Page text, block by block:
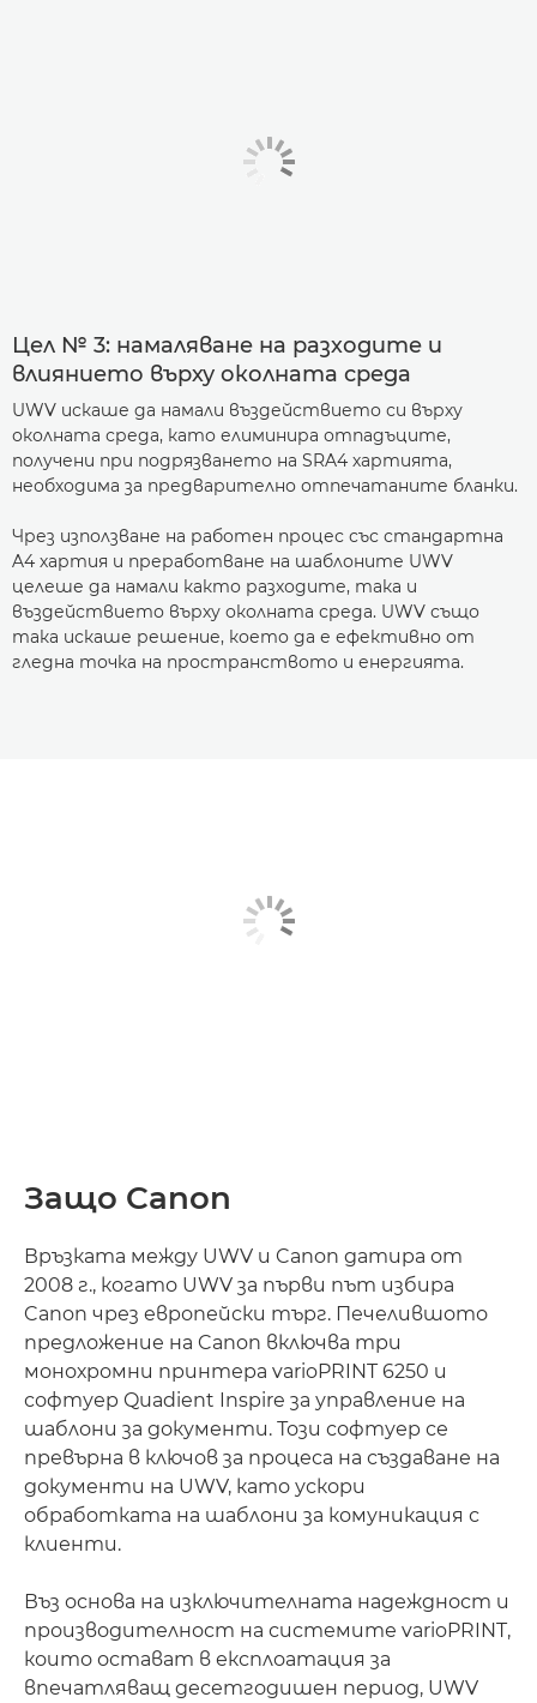
Цел № 3: намаляване на разходите и
влиянието върху околната среда
UWV искаше да намали въздействието си върху
околната среда, като елиминира отпадъците,
получени при подрязването на SRA4 хартията,
необходима за предварително отпечатаните бланки.
Чрез използване на работен процес със стандартна
A4 хартия и преработване на шаблоните UWV
целеше да намали както разходите, така и
въздействието върху околната среда. UWV също
така искаше решение, което да е ефективно от
гледна точка на пространството и енергията.
Защо Canon
Връзката между UWV и Canon датира от
2008 г., когато UWV за първи път избира
Canon чрез европейски търг. Печелившото
предложение на Canon включва три
монохромни принтера varioPRINT 6250 и
софтуер Quadient Inspire за управление на
шаблони за документи. Този софтуер се
превърна в ключов за процеса на създаване на
документи на UWV, като ускори
обработката на шаблони за комуникация с
клиенти.
Въз основа на изключителната надеждност и
производителност на системите varioPRINT,
които остават в експлоатация за
впечатляващ десетгодишен период, UWV